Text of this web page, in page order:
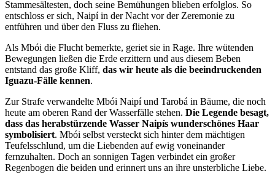
Stammesältesten, doch seine Bemühungen blieben erfolglos. So
entschloss er sich, Naipí in der Nacht vor der Zeremonie zu
entführen und über den Fluss zu fliehen.
Als Mbói die Flucht bemerkte, geriet sie in Rage. Ihre wütenden
Bewegungen ließen die Erde erzittern und aus diesem Beben
entstand das große Kliff, das wir heute als die beeindruckenden
Iguazu-Fälle kennen.
Zur Strafe verwandelte Mbói Naipí und Tarobá in Bäume, die noch
heute am oberen Rand der Wasserfälle stehen. Die Legende besagt,
dass das herabstürzende Wasser Naipís wunderschönes Haar
symbolisiert. Mbói selbst versteckt sich hinter dem mächtigen
Teufelsschlund, um die Liebenden auf ewig voneinander
fernzuhalten. Doch an sonnigen Tagen verbindet ein großer
Regenbogen die beiden und erinnert uns an ihre unsterbliche Liebe.